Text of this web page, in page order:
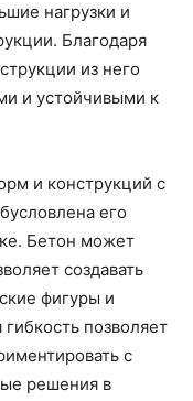
нагрузки и
Благодаря
из него
и устойчивыми к
и конструкций с
его
Бетон может
создавать
фигуры и
позволяет
с
решения в